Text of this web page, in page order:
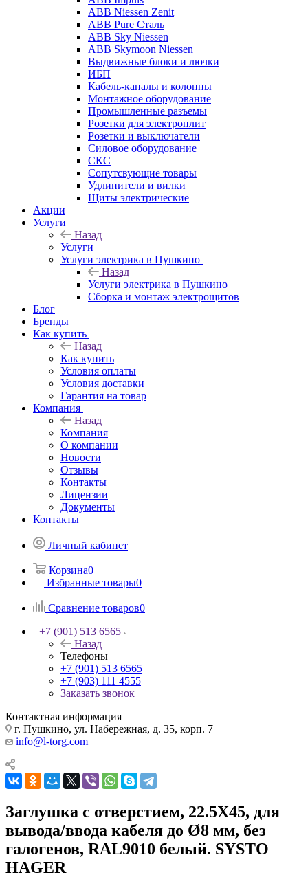
ABB Niessen Zenit
ABB Pure Сталь
ABB Sky Niessen
ABB Skymoon Niessen
Выдвижные блоки и лючки
ИБП
Кабель-каналы и колонны
Монтажное оборудование
Промышленные разъемы
Розетки для электроплит
Розетки и выключатели
Силовое оборудование
СКС
Сопутсвующие товары
Удлинители и вилки
Щиты электрические
Акции
Услуги
Назад
Услуги
Услуги электрика в Пушкино
Назад
Услуги электрика в Пушкино
Сборка и монтаж электрощитов
Блог
Бренды
Как купить
Назад
Как купить
Условия оплаты
Условия доставки
Гарантия на товар
Компания
Назад
Компания
О компании
Новости
Отзывы
Контакты
Лицензии
Документы
Контакты
Личный кабинет
Корзина0
Избранные товары0
Сравнение товаров0
+7 (901) 513 6565
Назад
Телефоны
+7 (901) 513 6565
+7 (903) 111 4555
Заказать звонок
Контактная информация
г. Пушкино, ул. Набережная, д. 35, корп. 7
info@l-torg.com
Заглушка с отверстием, 22.5X45, для
вывода/ввода кабеля до Ø8 мм, без
галогенов, RAL9010 белый. SYSTO
HAGER